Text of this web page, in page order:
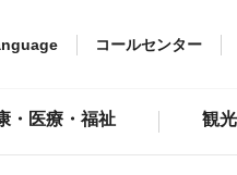
コールセンター
・医療・福祉 観